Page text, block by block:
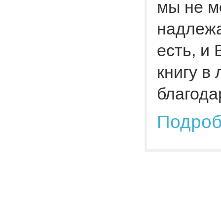
мы не
есть, и
книгу